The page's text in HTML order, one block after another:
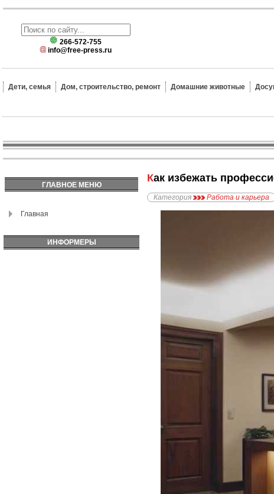
266-572-755
info@free-press.ru
Дети, семья Дом, строительство, ремонт Домашние животные
ГЛАВНОЕ МЕНЮ
Главная
ИНФОРМЕРЫ
Как избежать
Категория Работа и карьера